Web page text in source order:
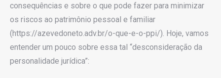
consequências e sobre o que pode fazer para minimizar
os riscos ao patrimônio pessoal e familiar
(https://azevedoneto.adv.br/o-que-e-o-ppi/). Hoje, vamos
entender um pouco sobre essa tal “desconsideração da
personalidade jurídica”: